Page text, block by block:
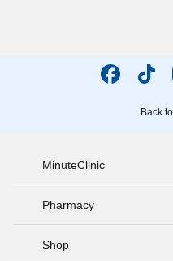
Back
MinuteClinic
Pharmacy
Shop